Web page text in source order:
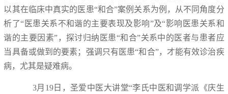
以其在临床中真实的医患“和合”案例关系为例，从不同角度分
析了“医患关系不和谐的主要表现及影响”及“影响医患关系和
谐的主要因素”，探讨归纳医患“和合”关系中的医者与患者应
当具备或做到的要素；强调只有医患“和合”，才能有效诊治疾
病，尤其是疑难病。
3月19日，圣爱中医大讲堂“李氏中医和调学派《庆生